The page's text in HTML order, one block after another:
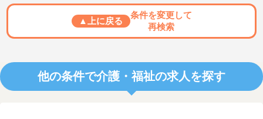
▲上に戻る
条件を変更して
再検索
他の条件で介護・福祉の求人を探す